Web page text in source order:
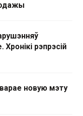
рэпрэсій
новую мэту